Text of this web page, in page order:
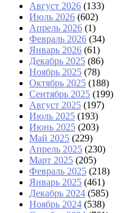
Август 2026 (133)
Июль 2026 (602)
Апрель 2026 (1)
Февраль 2026 (34)
Январь 2026 (61)
Декабрь 2025 (86)
Ноябрь 2025 (78)
Октябрь 2025 (188)
Сентябрь 2025 (199)
Август 2025 (197)
Июль 2025 (193)
Июнь 2025 (203)
Май 2025 (229)
Апрель 2025 (230)
Март 2025 (205)
Февраль 2025 (218)
Январь 2025 (461)
Декабрь 2024 (585)
Ноябрь 2024 (538)